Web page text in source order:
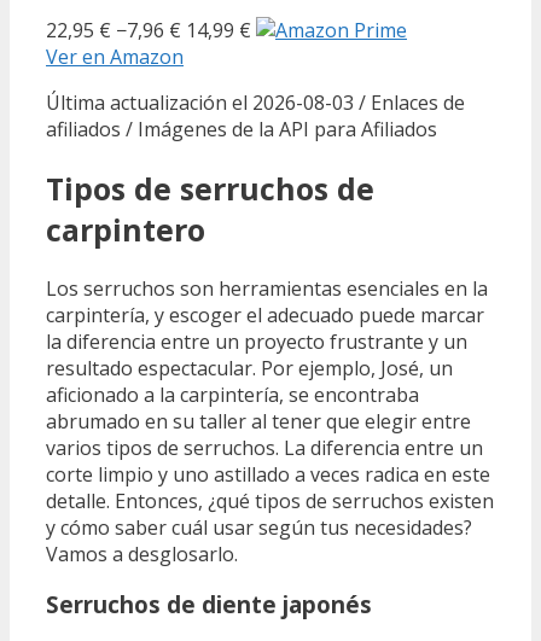
22,95 € −7,96 € 14,99 €
Ver en Amazon
Última actualización el 2026-08-03 / Enlaces de
afiliados / Imágenes de la API para Afiliados
Tipos de serruchos de
carpintero
Los serruchos son herramientas esenciales en la
carpintería, y escoger el adecuado puede marcar
la diferencia entre un proyecto frustrante y un
resultado espectacular. Por ejemplo, José, un
aficionado a la carpintería, se encontraba
abrumado en su taller al tener que elegir entre
varios tipos de serruchos. La diferencia entre un
corte limpio y uno astillado a veces radica en este
detalle. Entonces, ¿qué tipos de serruchos existen
y cómo saber cuál usar según tus necesidades?
Vamos a desglosarlo.
Serruchos de diente japonés